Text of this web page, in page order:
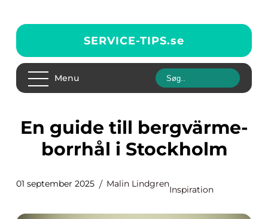
SERVICE-TIPS.se
Menu
En guide till bergvärme-
borrhål i Stockholm
01 september 2025 Malin Lindgren
Inspiration